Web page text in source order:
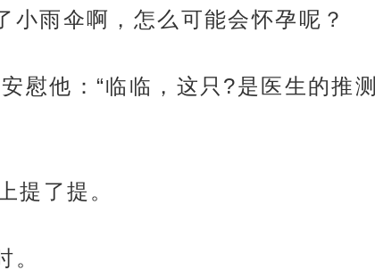
雨伞啊，怎么可能会怀孕呢？
慰他：“临临，这只?是医生的推
提了提。